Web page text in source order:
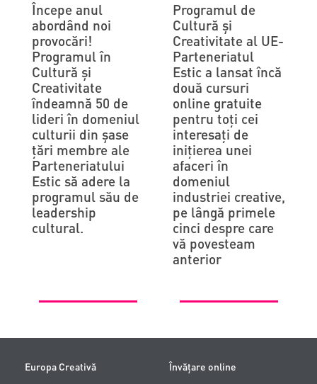
Începe anul
abordând noi
provocări!
Programul în
Cultură și
Creativitate
îndeamnă 50 de
lideri în domeniul
culturii din șase
țări membre ale
Parteneriatului
Estic să adere la
programul său de
leadership
cultural.
Programul de
Cultură și
Creativitate al UE-
Parteneriatul
Estic a lansat încă
două cursuri
online gratuite
pentru toți cei
interesați de
inițierea unei
afaceri în
domeniul
industriei creative,
pe lângă primele
cinci despre care
vă povesteam
anterior
Europa Creativă
Învățare online